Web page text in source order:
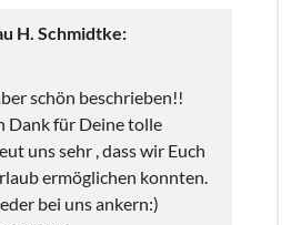
H. Schmidtke:
schön beschrieben!!
Dank für Deine tolle
uns sehr , dass wir Euch
ermöglichen konnten.
bei uns ankern:)